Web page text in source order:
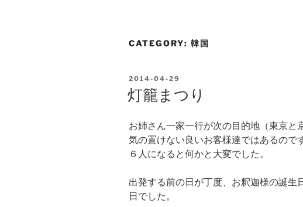
CATEGORY: 韓国
POSTED
ON
2014-04-29
灯籠まつり
お姉さん一家一行が次の目的地（東京と
気の置けない良いお客様達ではあるので
６人になると何かと大変でした。
出発する前の日が丁度、お釈迦様の誕生
日でした。